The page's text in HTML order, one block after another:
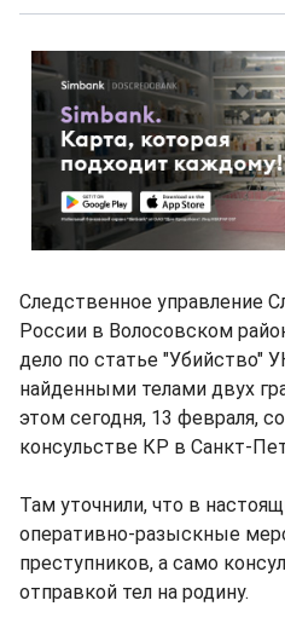
Следственное управление
России в Волосовском
дело по статье "Убийство"
найденными телами двух
этом сегодня, 13 февраля,
консульстве КР в Санкт-
Там уточнили, что в
оперативно-разыскные
преступников, а само
отправкой тел на родину.